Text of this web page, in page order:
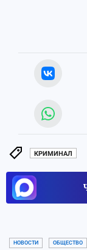
КРИМИНАЛ
НОВОСТИ ОБЩЕСТВО